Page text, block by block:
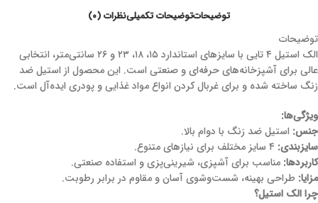
توضیحاتتوضیحات تکمیلینظرات (۰)
توضیحات
الک استیل ۴ تایی با سایزهای استاندارد ۱۵، ۱۸، ۲۳ و ۲۶ سانتی‌متر، انتخابی
عالی برای آشپزخانه‌های حرفه‌ای و صنعتی است. این محصول از استیل ضد
زنگ ساخته شده و برای غربال کردن انواع مواد غذایی و پودری ایده‌آل است.
ویژگی‌ها:
جنس: استیل ضد زنگ با دوام بالا.
سایزبندی:
کاربردها: مناسب برای آشپزی، شیرینی‌پزی و استفاده صنعتی.
مزایا: طراحی بهینه، شست‌وشوی آسان و مقاوم در برابر رطوبت.
چرا الک استیل؟